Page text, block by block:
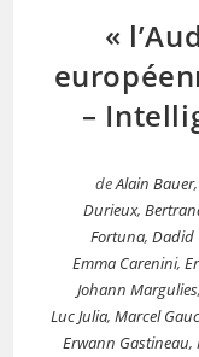
«
–
deAlain Bauer
Durieux,
Fortuna, Dadid
Emma Carenini,
Johann Margulies,
Luc Julia, Marcel
Erwann Gastineau,